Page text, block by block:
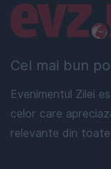
Cel mai bun
Evenimentul Zilei
celor care
relevante din
Linkuri utile